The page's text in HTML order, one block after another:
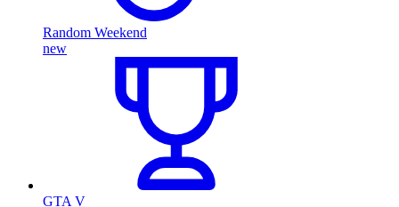
Random Weekend
new
GTA V